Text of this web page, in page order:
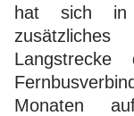
hat sich in
Monaten